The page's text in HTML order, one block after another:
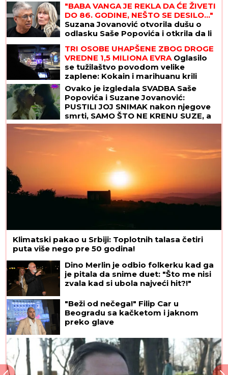
"BABA VANGA JE REKLA DA ĆE ŽIVETI
DO 86. GODINE, NEŠTO SE DESILO..."
Suzana Jovanović otvorila dušu o
odlasku Saše Popovića i otkrila da li
se vraća na estradu: "Na kraju nije
imao ništa"
TRI OSOBE UHAPŠENE ZBOG DROGE
VREDNE 1,5 MILIONA EVRA Oglasilo
se tužilaštvo povodom velike
zaplene: Kokain i marihuanu krili
OVDE
Ovako je izgledala SVADBA Saše
Popovića i Suzane Jovanović:
PUSTILI JOJ SNIMAK nakon njegove
smrti, SAMO ŠTO NE KRENU SUZE, a
ovakav poklon za mladence se
danas retko viđa!
Klimatski pakao u Srbiji: Toplotnih talasa četiri
puta više nego pre 50 godina!
Dino Merlin je odbio folkerku kad ga
je pitala da snime duet: "Što me nisi
zvala kad si ubola najveći hit?!"
"Beži od nečega!" Filip Car u
Beogradu sa kačketom i jaknom
preko glave